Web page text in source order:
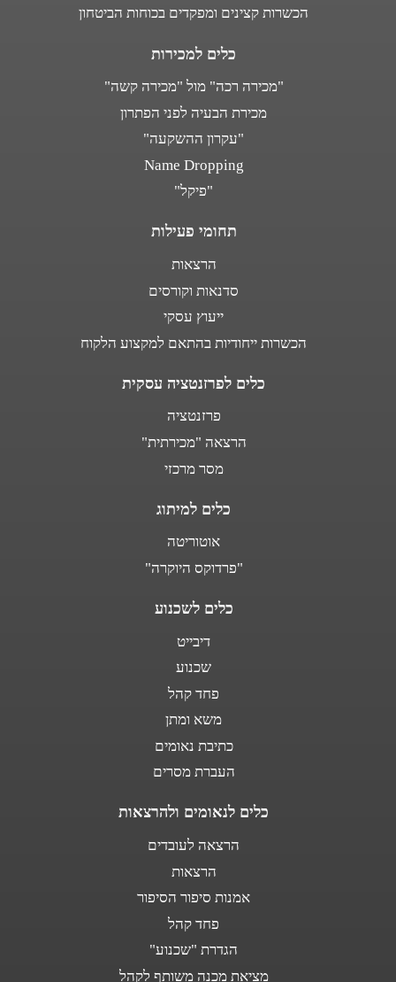
הכשרות קצינים ומפקדים בכוחות הביטחון
כלים למכירות
"מכירה רכה" מול "מכירה קשה"
מכירת הבעיה לפני הפתרון
"עקרון ההשקעה"
Name Dropping
"פיקל"
תחומי פעילות
הרצאות
סדנאות וקורסים
ייעוץ עסקי
הכשרות ייחודיות בהתאם למקצוע הלקוח
כלים לפרזנטציה עסקית
פרזנטציה
הרצאה "מכירתית"
מסר מרכזי
כלים למיתוג
אוטוריטה
"פרדוקס היוקרה"
כלים לשכנוע
דיבייט
שכנוע
פחד קהל
משא ומתן
כתיבת נאומים
העברת מסרים
כלים לנאומים ולהרצאות
הרצאה לעובדים
הרצאות
אמנות סיפור הסיפור
פחד קהל
הגדרת "שכנוע"
מציאת מכנה משותף לקהל